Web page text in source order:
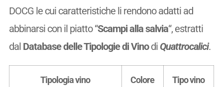
DOCG le cui caratteristiche li rendono adatti ad
abbinarsi con il piatto “Scampi alla salvia“, estratti
dal Database delle Tipologie di Vinodi Quattrocalici.
Tipologia vino
Colore
Tipo vino